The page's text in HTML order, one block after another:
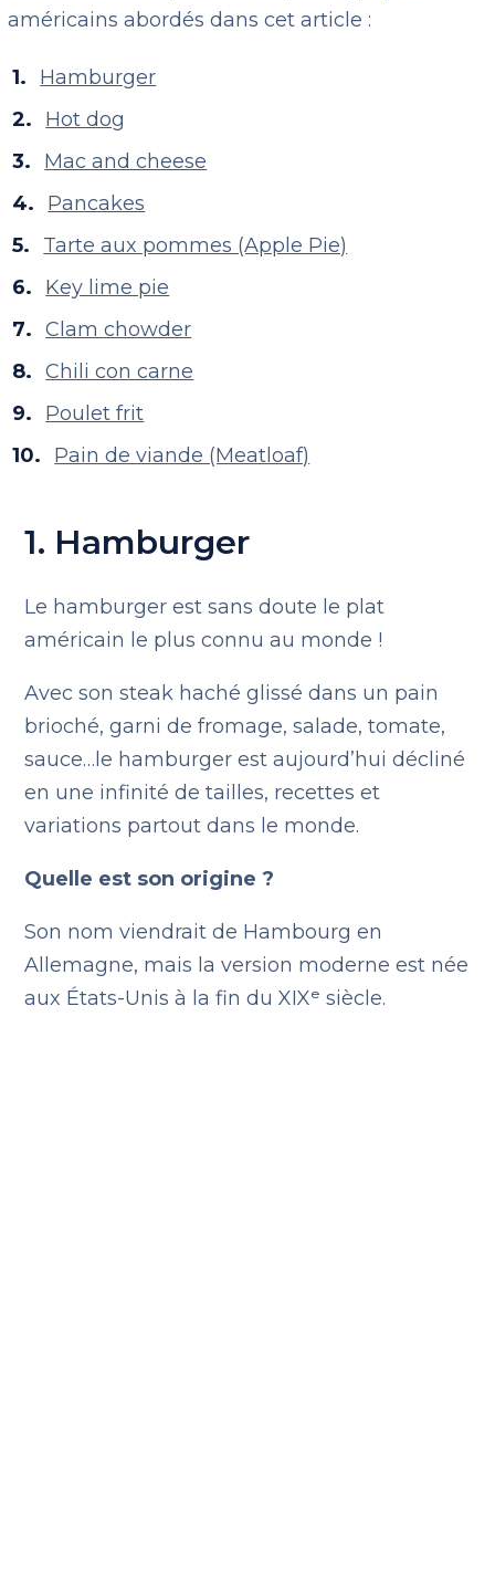
américains abordés dans cet article :
Hamburger
Hot dog
Mac and cheese
Pancakes
Tarte aux pommes (Apple Pie)
Key lime pie
Clam chowder
Chili con carne
Poulet frit
Pain de viande (Meatloaf)
1. Hamburger
Le hamburger est sans doute le plat
américain le plus connu au monde !
Avec son steak haché glissé dans un pain
brioché, garni de fromage, salade, tomate,
sauce…le hamburger est aujourd’hui décliné
en une infinité de tailles, recettes et
variations partout dans le monde.
Quelle est son origine ?
Son nom viendrait de Hambourg en
Allemagne, mais la version moderne est née
aux États-Unis à la fin du XIXᵉ siècle.